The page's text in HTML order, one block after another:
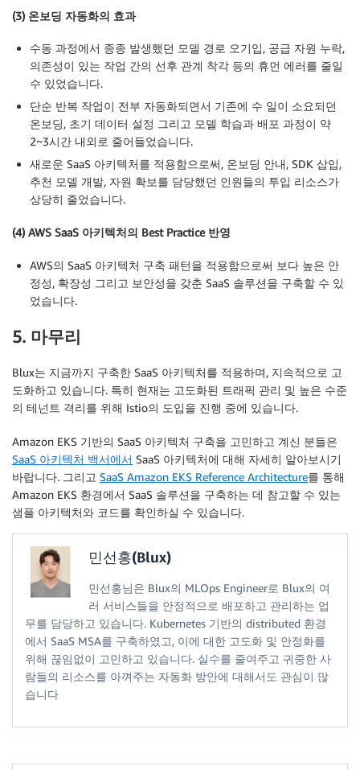
(3) 온보딩 자동화의 효과
수동 과정에서 종종 발생했던 모델 경로 오기입, 공급 자원 누락,
의존성이 있는 작업 간의 선후 관계 착각 등의 휴먼 에러를 줄일
수 있었습니다.
단순 반복 작업이 전부 자동화되면서 기존에 수 일이 소요되던
온보딩, 초기 데이터 설정 그리고 모델 학습과 배포 과정이 약
2~3시간 내외로 줄어들었습니다.
새로운 SaaS 아키텍처를 적용함으로써, 온보딩 안내, SDK 삽입,
추천 모델 개발, 자원 확보를 담당했던 인원들의 투입 리소스가
상당히 줄었습니다.
(4) AWS SaaS 아키텍처의 Best Practice 반영
AWS의 SaaS 아키텍처 구축 패턴을 적용함으로써 보다 높은 안
정성, 확장성 그리고 보안성을 갖춘 SaaS 솔루션을 구축할 수 있
었습니다.
5. 마무리
Blux는 지금까지 구축한 SaaS 아키텍처를 적용하며, 지속적으로 고
도화하고 있습니다. 특히 현재는 고도화된 트래픽 관리 및 높은 수준
의 테넌트 격리를 위해 Istio의 도입을 진행 중에 있습니다.
Amazon EKS 기반의 SaaS 아키텍처 구축을 고민하고 계신 분들은
SaaS 아키텍처 백서에서 SaaS 아키텍처에 대해 자세히 알아보시기
바랍니다. 그리고 SaaS Amazon EKS Reference Architecture를 통해
Amazon EKS 환경에서 SaaS 솔루션을 구축하는 데 참고할 수 있는
샘플 아키텍처와 코드를 확인하실 수 있습니다.
민선홍(Blux)
민선홍님은 Blux의 MLOps Engineer로 Blux의 여
러 서비스들을 안정적으로 배포하고 관리하는 업
무를 담당하고 있습니다. Kubernetes 기반의 distributed 환경
에서 SaaS MSA를 구축하였고, 이에 대한 고도화 및 안정화를
위해 끊임없이 고민하고 있습니다. 실수를 줄여주고 귀중한 사
람들의 리소스를 아껴주는 자동화 방안에 대해서도 관심이 많
습니다